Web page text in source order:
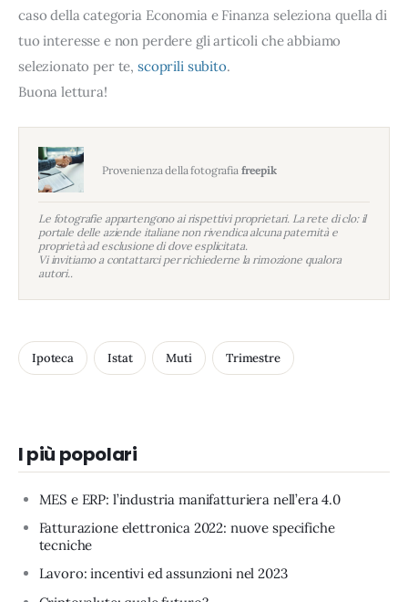
caso della categoria Economia e Finanza seleziona quella di
tuo interesse e non perdere gli articoli che abbiamo
selezionato per te, scoprili subito.
Buona lettura!
Provenienza della fotografia freepik
Le fotografie appartengono ai rispettivi proprietari. La rete di clo: il
portale delle aziende italiane non rivendica alcuna paternità e
proprietà ad esclusione di dove esplicitata.
Vi invitiamo a contattarci per richiederne la rimozione qualora
autori..
Ipoteca Istat Muti Trimestre
I più popolari
MES e ERP: l’industria manifatturiera nell’era 4.0
Fatturazione elettronica 2022: nuove specifiche
tecniche
Lavoro: incentivi ed assunzioni nel 2023